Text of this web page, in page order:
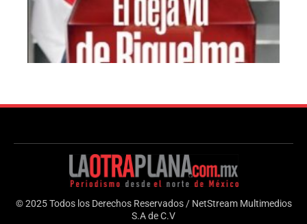
© 2025 Todos los Derechos Reservados / NetStream Multimedios
S.A de C.V